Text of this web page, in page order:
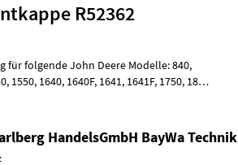
R52362
folgende John Deere Modelle: 840,
HandelsGmbH BayWa Technik